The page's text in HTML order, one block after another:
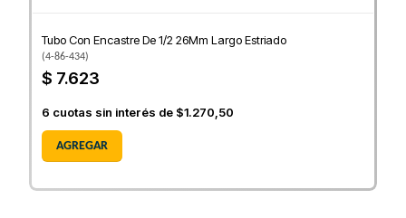
Tubo Con Encastre De 1/2 26Mm Largo Estriado
(4-86-434)
$ 7.623
6 cuotas sin interés de $1.270,50
AGREGAR